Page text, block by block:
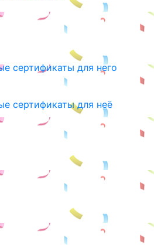
сертификаты для него
сертификаты для неё